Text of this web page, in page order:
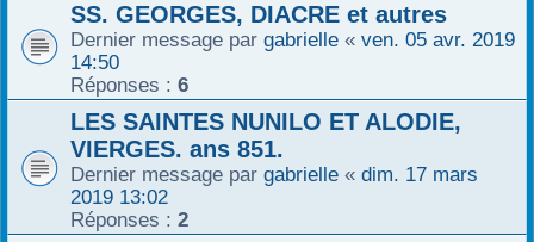
SS. GEORGES, DIACRE et autres
Dernier message par gabrielle « ven. 05 avr. 2019
14:50
Réponses : 6
LES SAINTES NUNILO ET ALODIE,
VIERGES. ans 851.
Dernier message par gabrielle « dim. 17 mars
2019 13:02
Réponses : 2